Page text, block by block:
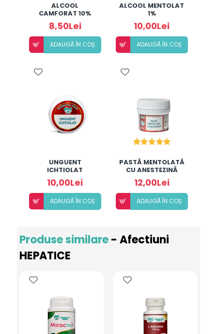
ALCOOL
CAMFORAT 10%
(50ML)
8,50Lei
ADAUGÃ ÎN COȘ
ALCOOL MENTOLAT
1%
10,00Lei
ADAUGÃ ÎN COȘ
UNGUENT
ICHTIOLAT
10,00Lei
ADAUGÃ ÎN COȘ
PASTĂ MENTOLATĂ
CU ANESTEZINĂ
12,00Lei
ADAUGÃ ÎN COȘ
Produse similare- Afectiuni
HEPATICE